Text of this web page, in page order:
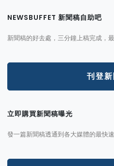
NEWSBUFFET 新聞稿自助吧
新聞稿的好去處，三分鐘上稿完成，
刊登
立即購買新聞稿曝光
發一篇新聞稿透通到各大媒體的最快